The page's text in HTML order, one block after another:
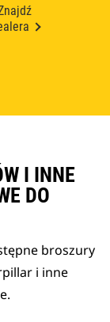
I INNE
DO
broszury
i inne